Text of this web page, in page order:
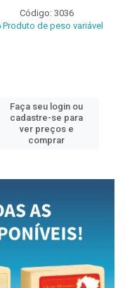
Código: 3036
Produto de peso variável
Faça seu login ou
cadastre-se para
ver preços e
comprar